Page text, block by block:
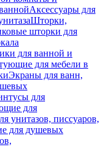
Аксессуары для
Шторки,
шторки для
для ванной и
для мебели в
Экраны для ванн,
для
для
унитазов, писсуаров,
для душевых